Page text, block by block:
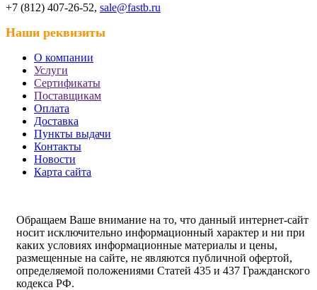
+7 (812) 407-26-52, sale@fastb.ru
Наши реквизиты
О компании
Услуги
Сертификаты
Поставщикам
Оплата
Доставка
Пункты выдачи
Контакты
Новости
Карта сайта
Обращаем Ваше внимание на то, что данный интернет-сайт
носит исключительно информационный характер и ни при
каких условиях информационные материалы и цены,
размещенные на сайте, не являются публичной офертой,
определяемой положениями Статей 435 и 437 Гражданского
кодекса РФ.